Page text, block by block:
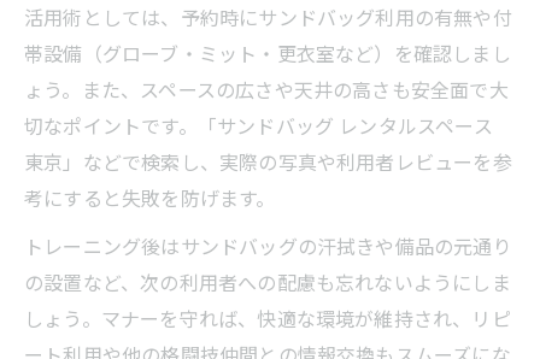
活用術としては、予約時にサンドバッグ利用の有無や付
帯設備（グローブ・ミット・更衣室など）を確認しまし
ょう。また、スペースの広さや天井の高さも安全面で大
切なポイントです。「サンドバッグ レンタルスペース
東京」などで検索し、実際の写真や利用者レビューを参
考にすると失敗を防げます。
トレーニング後はサンドバッグの汗拭きや備品の元通り
の設置など、次の利用者への配慮も忘れないようにしま
しょう。マナーを守れば、快適な環境が維持され、リピ